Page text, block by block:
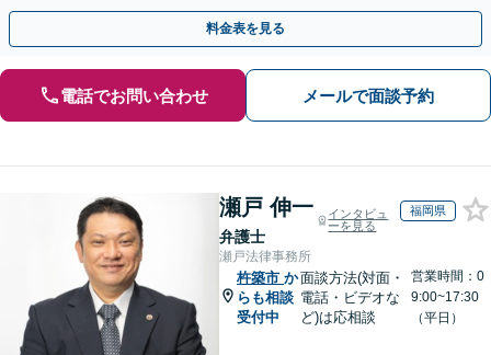
な問題も粘り強く対応し、解決に導きます。
料金表を見る
電話でお問い合わせ メールで面談予約
瀬戸 伸一
弁護士
インタビュ
ーを見る
福岡県
瀬戸法律事務所
杵築市 か
らも相談
受付中
面談方法(対面・
電話・ビデオな
ど)は応相談
営業時間：0
9:00~17:30
（平日）